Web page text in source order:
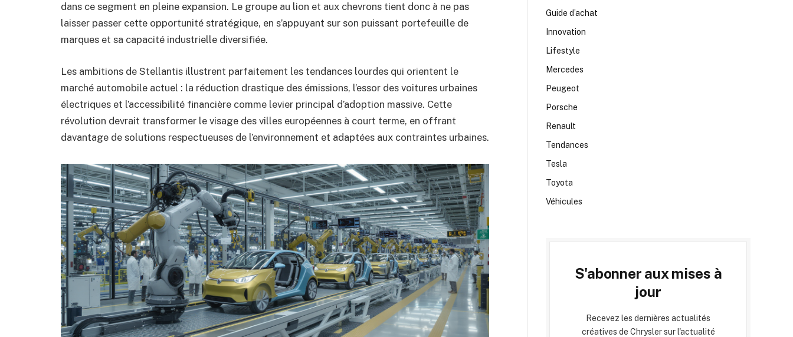
dans ce segment en pleine expansion. Le groupe au lion et aux chevrons tient donc à ne pas
laisser passer cette opportunité stratégique, en s’appuyant sur son puissant portefeuille de
marques et sa capacité industrielle diversifiée.
Les ambitions de Stellantis illustrent parfaitement les tendances lourdes qui orientent le
marché automobile actuel : la réduction drastique des émissions, l’essor des voitures urbaines
électriques et l’accessibilité financière comme levier principal d’adoption massive. Cette
révolution devrait transformer le visage des villes européennes à court terme, en offrant
davantage de solutions respectueuses de l’environnement et adaptées aux contraintes urbaines.
Guide d’achat
Innovation
Lifestyle
Mercedes
Peugeot
Porsche
Renault
Tendances
Tesla
Toyota
Véhicules
S'abonner aux mises à
jour
Recevez les dernières actualités
créatives de Chrysler sur l'actualité